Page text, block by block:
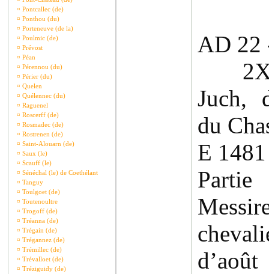
¤ Pontcallec (de)
¤ Ponthou (du)
¤ Porteneuve (de la)
¤ Poulmic (de)
¤ Prévost
¤ Péan
¤ Pérennou (du)
¤ Périer (du)
¤ Quelen
¤ Quélennec (du)
¤ Raguenel
¤ Roscerff (de)
¤ Rosmadec (de)
¤ Rostrenen (de)
¤ Saint-Alouarn (de)
¤ Saux (le)
¤ Scauff (le)
¤ Sénéchal (le) de Coethélant
¤ Tanguy
¤ Toulgoet (de)
¤ Toutenoultre
¤ Trogoff (de)
¤ Tréanna (de)
¤ Trégain (de)
¤ Trégannez (de)
¤ Trémillec (de)
¤ Trévalloet (de)
¤ Tréziguidy (de)
AD
Juch,
du
E